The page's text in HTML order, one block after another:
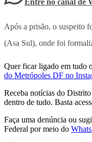
Após a prisão, o suspeito
(Asa Sul), onde foi
Quer ficar ligado em tudo
do Metrópoles DF no
Receba notícias do
dentro de tudo. Basta
Faça uma denúncia ou
Federal por meio do